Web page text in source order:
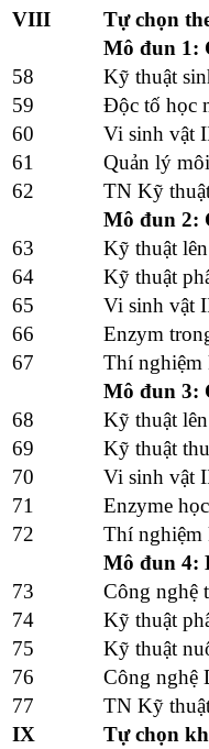
VIII
Tự chọn
Mô đun 1:
58
Kỹ thuật
59
Độc tố học
60
Vi sinh vật
61
Quản lý
62
TN Kỹ
Mô đun 2:
63
Kỹ thuật
64
Kỹ thuật
65
Vi sinh vật
66
Enzym
67
Thí nghiệm
Mô đun 3:
68
Kỹ thuật
69
Kỹ thuật
70
Vi sinh vật
71
Enzyme học
72
Thí nghiệm
Mô đun 4:
73
Công nghệ
74
Kỹ thuật
75
Kỹ thuật
76
Công nghệ
77
TN Kỹ
IX
Tự chọn